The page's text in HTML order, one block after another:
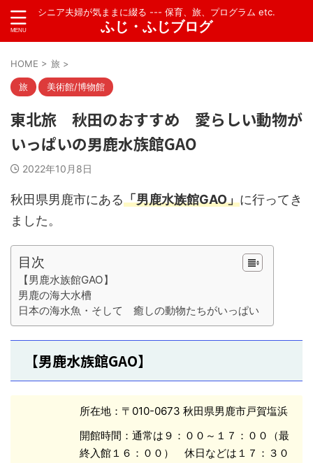
シニア夫婦が気ままに綴る --- 保育、旅、プログラム etc.
ふじ・ふじブログ
HOME > 旅 >
旅 美術館/博物館
東北旅 秋田のおすすめ 愛らしい動物が
いっぱいの男鹿水族館GAO
2022年10月8日
秋田県男鹿市にある「男鹿水族館GAO」に行ってき
ました。
目次
【男鹿水族館GAO】
男鹿の海大水槽
日本の海水魚・そして 癒しの動物たちがいっぱい
【男鹿水族館GAO】
所在地：〒010-0673 秋田県男鹿市戸賀塩浜
開館時間：通常は９：００～１７：００（最
終入館１６：００） 休日などは１７：３０